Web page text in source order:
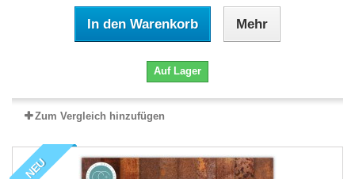
In den Warenkorb Mehr
Auf Lager
Zum Vergleich hinzufügen
NEU